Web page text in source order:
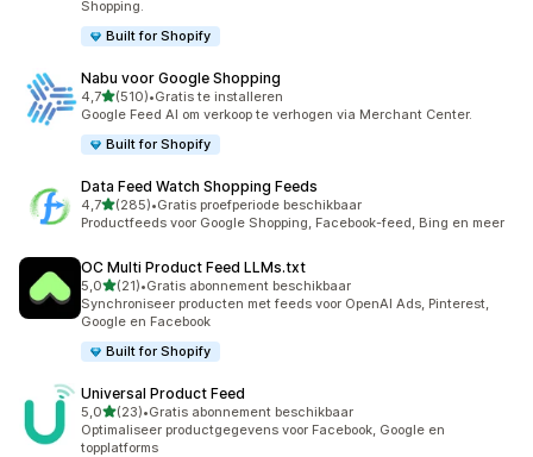
Shopping.
Built for Shopify
Nabu voor Google Shopping
4,7van 5 sterren
(510)
510 recensies in totaal
•Gratis te installeren
Google Feed AI om verkoop te verhogen via Merchant Center.
Built for Shopify
Data Feed Watch Shopping Feeds
4,7van 5 sterren
(285)
285 recensies in totaal
•Gratis proefperiode beschikbaar
Productfeeds voor Google Shopping, Facebook-feed, Bing en meer
OC Multi Product Feed LLMs.txt
5,0van 5 sterren
(21)
21 recensies in totaal
•Gratis abonnement beschikbaar
Synchroniseer producten met feeds voor OpenAI Ads, Pinterest,
Google en Facebook
Built for Shopify
Universal Product Feed
5,0van 5 sterren
(23)
23 recensies in totaal
•Gratis abonnement beschikbaar
Optimaliseer productgegevens voor Facebook, Google en
topplatforms